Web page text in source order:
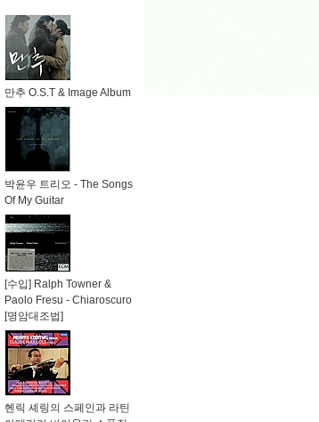
만추 O.S.T & Image Album
박윤우 트리오 - The Songs
Of My Guitar
[수입] Ralph Towner &
Paolo Fresu - Chiaroscuro
[명암대조법]
헨릭 셰링의 스페인과 라틴